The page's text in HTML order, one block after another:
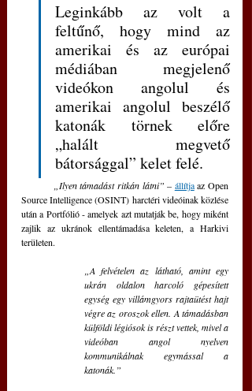
Leginkább az volt a
feltűnő, hogy mind az
amerikai és az európai
médiában megjelenő
videókon angolul és
amerikai angolul beszélő
katonák törnek előre
„halált megvető
bátorsággal” kelet felé.
„Ilyen támadást ritkán látni” – állítja az Open
Source Intelligence (OSINT) harctéri videóinak közlése
után a Portfólió - amelyek azt mutatják be, hogy miként
zajlik az ukránok ellentámadása keleten, a Harkivi
területen.
„A felvételen az látható, amint egy
ukrán oldalon harcoló gépesített
egység egy villámgyors rajtaütést hajt
végre az oroszok ellen. A támadásban
külföldi légiósok is részt vettek, mivel a
videóban angol nyelven
kommunikálnak egymással a
katonák.”